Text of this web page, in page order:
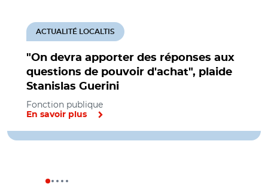
"On devra apporter des réponses aux
questions de pouvoir d'achat", plaide
Stanislas Guerini
ACTUALITÉ LOCALTIS
Fonction publique
En savoir plus